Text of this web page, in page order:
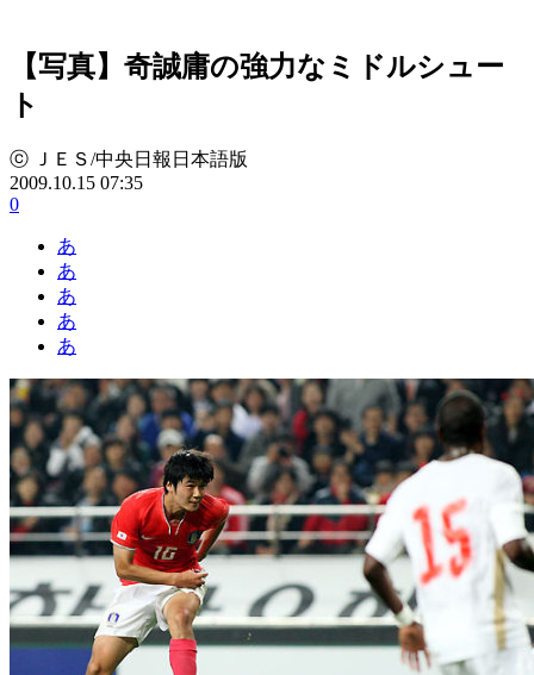
【写真】奇誠庸の強力なミドルシュー
ト
ⓒ ＪＥＳ/中央日報日本語版
2009.10.15 07:35
0
あ
あ
あ
あ
あ